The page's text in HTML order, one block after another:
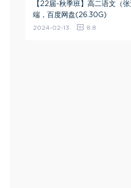
【22届-秋季班】高二语文（
端，百度网盘(26.30G)
2024-02-13 8.8